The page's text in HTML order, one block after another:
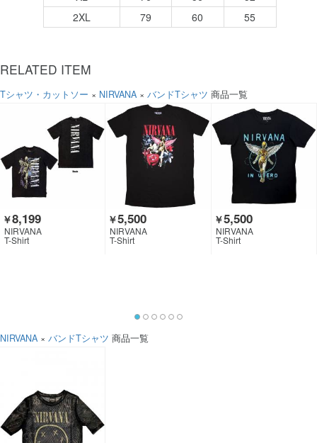
2XL
79 60 55
RELATED ITEM
Tシャツ・カットソー × NIRVANA × バンドTシャツ 商品一覧
￥8,199
NIRVANA
T-Shirt
￥5,500
NIRVANA
T-Shirt
￥5,500
NIRVANA
T-Shirt
NIRVANA × バンドTシャツ 商品一覧